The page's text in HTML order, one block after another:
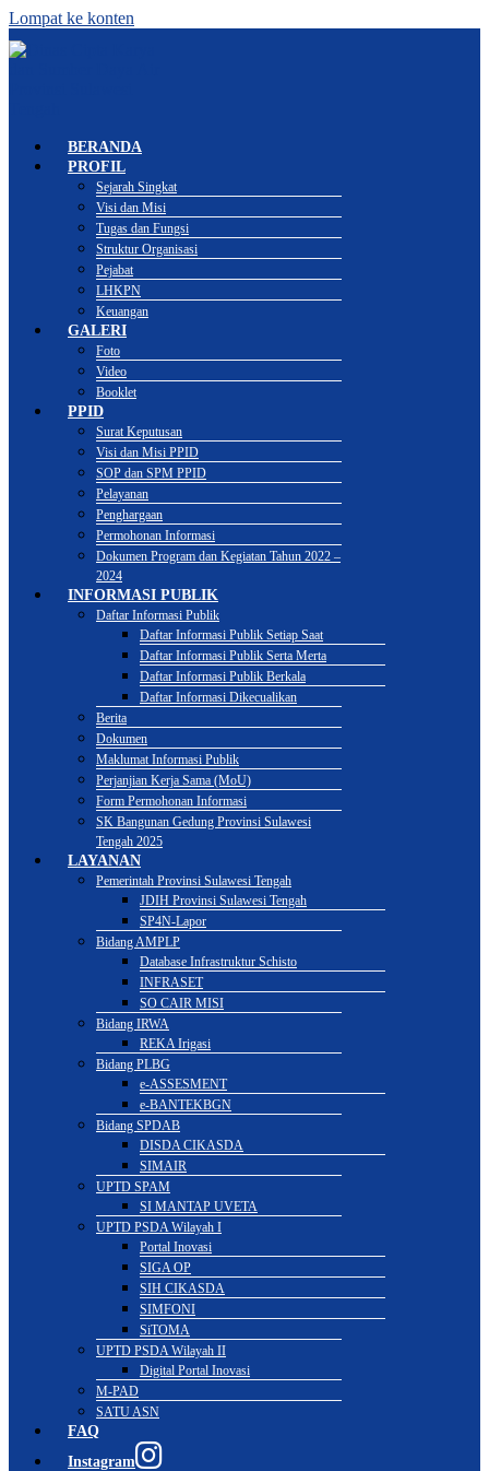
Lompat ke konten
BERANDA
PROFIL
Sejarah Singkat
Visi dan Misi
Tugas dan Fungsi
Struktur Organisasi
Pejabat
LHKPN
Keuangan
GALERI
Foto
Video
Booklet
PPID
Surat Keputusan
Visi dan Misi PPID
SOP dan SPM PPID
Pelayanan
Penghargaan
Permohonan Informasi
Dokumen Program dan Kegiatan Tahun 2022 –
2024
INFORMASI PUBLIK
Daftar Informasi Publik
Daftar Informasi Publik Setiap Saat
Daftar Informasi Publik Serta Merta
Daftar Informasi Publik Berkala
Daftar Informasi Dikecualikan
Berita
Dokumen
Maklumat Informasi Publik
Perjanjian Kerja Sama (MoU)
Form Permohonan Informasi
SK Bangunan Gedung Provinsi Sulawesi
Tengah 2025
LAYANAN
Pemerintah Provinsi Sulawesi Tengah
JDIH Provinsi Sulawesi Tengah
SP4N-Lapor
Bidang AMPLP
Database Infrastruktur Schisto
INFRASET
SO CAIR MISI
Bidang IRWA
REKA Irigasi
Bidang PLBG
e-ASSESMENT
e-BANTEKBGN
Bidang SPDAB
DISDA CIKASDA
SIMAIR
UPTD SPAM
SI MANTAP UVETA
UPTD PSDA Wilayah I
Portal Inovasi
SIGA OP
SIH CIKASDA
SIMFONI
SiTOMA
UPTD PSDA Wilayah II
Digital Portal Inovasi
M-PAD
SATU ASN
FAQ
Instagram